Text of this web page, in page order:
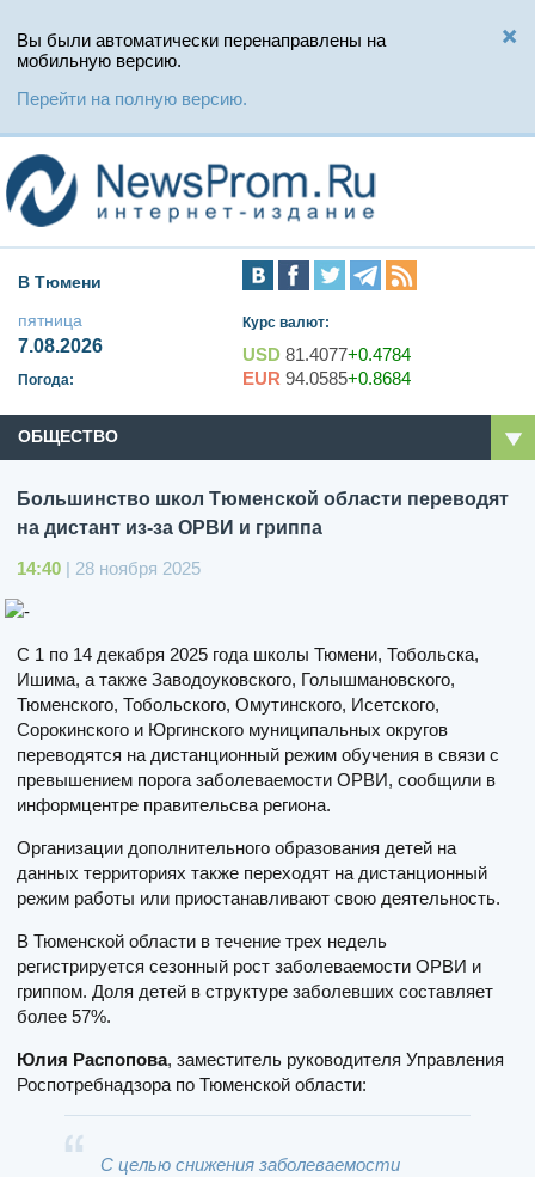
Вы были автоматически перенаправлены на
мобильную версию.
Перейти на полную версию.
В Тюмени
пятница
7.08.2026
Погода:
Курс валют:
USD 81.4077+0.4784
EUR 94.0585+0.8684
ОБЩЕСТВО
Большинство школ Тюменской области переводят
на дистант из-за ОРВИ и гриппа
14:40 | 28 ноября 2025
C 1 по 14 декабря 2025 года школы Тюмени, Тобольска,
Ишима, а также Заводоуковского, Голышмановского,
Тюменского, Тобольского, Омутинского, Исетского,
Сорокинского и Юргинского муниципальных округов
переводятся на дистанционный режим обучения в связи с
превышением порога заболеваемости ОРВИ, сообщили в
информцентре правительсва региона.
Организации дополнительного образования детей на
данных территориях также переходят на дистанционный
режим работы или приостанавливают свою деятельность.
В Тюменской области в течение трех недель
регистрируется сезонный рост заболеваемости ОРВИ и
гриппом. Доля детей в структуре заболевших составляет
более 57%.
Юлия Распопова, заместитель руководителя Управления
Роспотребнадзора по Тюменской области:
С целью снижения заболеваемости